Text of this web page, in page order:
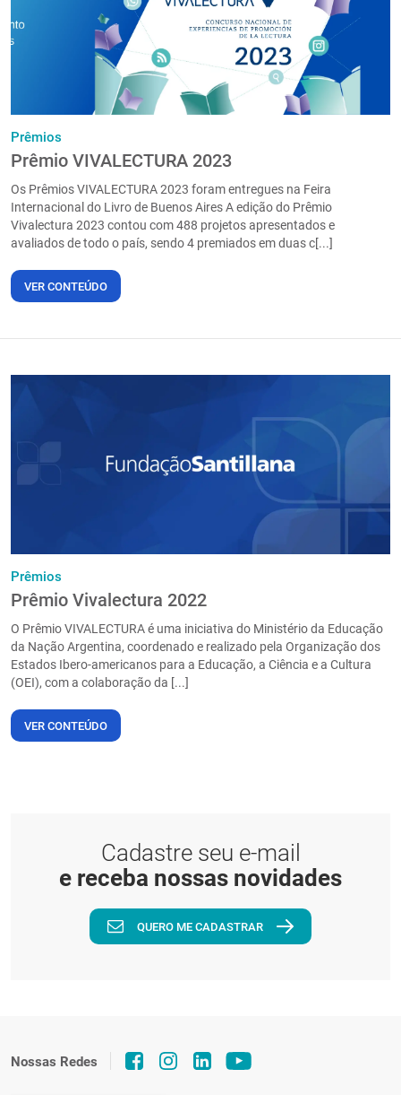
Prêmios
Prêmio VIVALECTURA 2023
Os Prêmios VIVALECTURA 2023 foram entregues na Feira
Internacional do Livro de Buenos Aires A edição do Prêmio
Vivalectura 2023 contou com 488 projetos apresentados e
avaliados de todo o país, sendo 4 premiados em duas c[...]
VER CONTEÚDO
Prêmios
Prêmio Vivalectura 2022
O Prêmio VIVALECTURA é uma iniciativa do Ministério da Educação
da Nação Argentina, coordenado e realizado pela Organização dos
Estados Ibero-americanos para a Educação, a Ciência e a Cultura
(OEI), com a colaboração da [...]
VER CONTEÚDO
Cadastre seu e-mail
e receba nossas novidades
QUERO ME CADASTRAR
Nossas Redes